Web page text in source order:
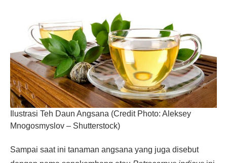
Ilustrasi Teh Daun Angsana (Credit Photo: Aleksey
Mnogosmyslov – Shutterstock)
Sampai saat ini tanaman angsana yang juga disebut